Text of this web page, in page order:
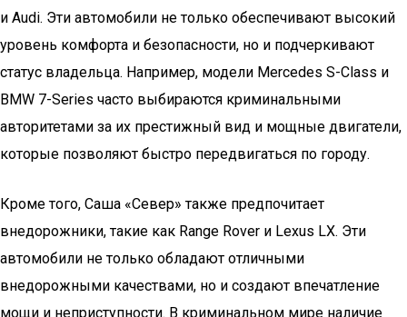
и Audi. Эти автомобили не только обеспечивают высокий
уровень комфорта и безопасности, но и подчеркивают
статус владельца. Например, модели Mercedes S-Class и
BMW 7-Series часто выбираются криминальными
авторитетами за их престижный вид и мощные двигатели,
которые позволяют быстро передвигаться по городу.
Кроме того, Саша «Север» также предпочитает
внедорожники, такие как Range Rover и Lexus LX. Эти
автомобили не только обладают отличными
внедорожными качествами, но и создают впечатление
мощи и неприступности. В криминальном мире наличие